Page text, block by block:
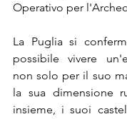
Operativo per
La Puglia si
possibile vivere
non solo per il suo
la sua dimensione
insieme, i suoi